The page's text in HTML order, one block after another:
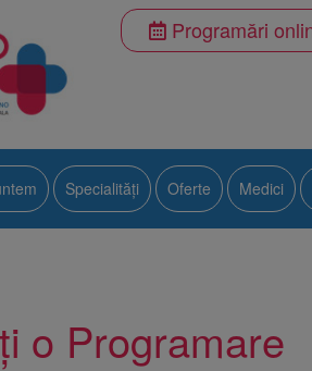
Programări
Specialități
Diabet, nutriție și boli metabolice
Oferte Medici
o Programare